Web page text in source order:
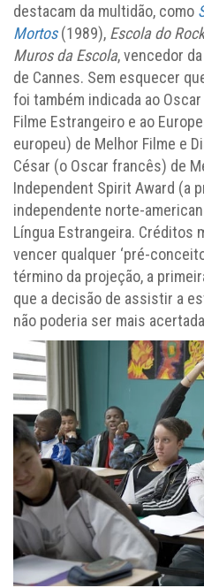
destacam da multidão, como
Mortos (1989), Escola do Rock
Muros da Escola, vencedor
de Cannes. Sem esquecer
foi também indicada ao
Filme Estrangeiro e ao
europeu) de Melhor Filme e
César (o Oscar francês) de
Independent Spirit Award (a
independente norte-
Língua Estrangeira. Créditos
vencer qualquer ‘pré-
término da projeção, a
que a decisão de assistir a
não poderia ser mais